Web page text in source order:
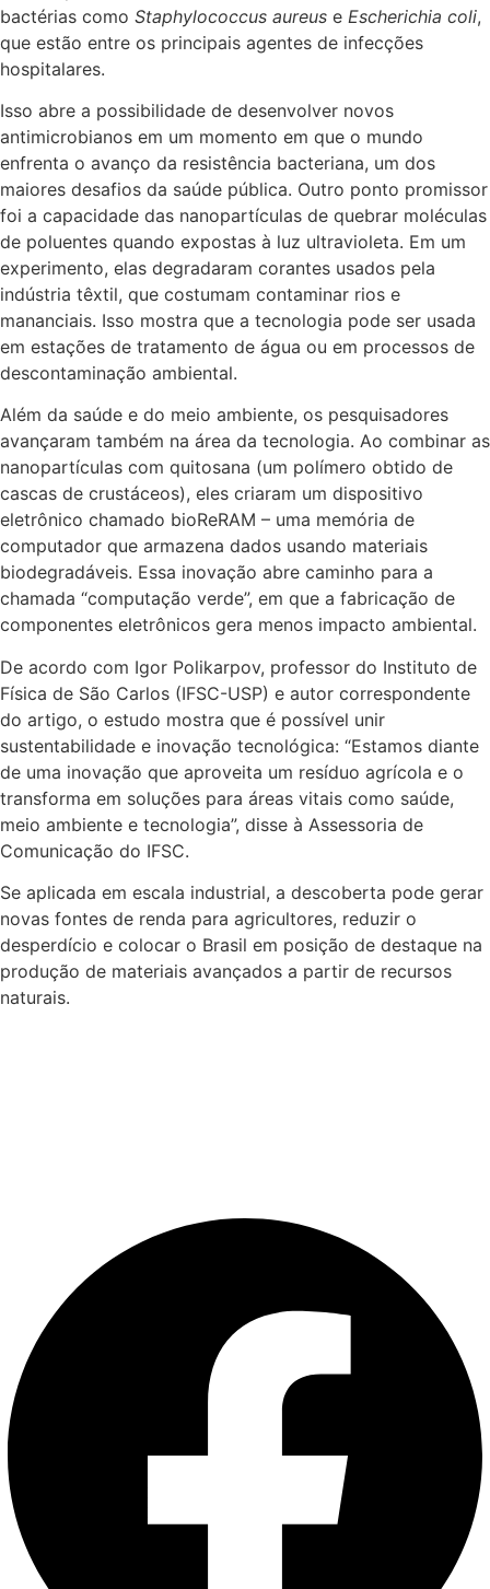
bactérias como Staphylococcus aureus e Escherichia coli,
que estão entre os principais agentes de infecções
hospitalares.
Isso abre a possibilidade de desenvolver novos
antimicrobianos em um momento em que o mundo
enfrenta o avanço da resistência bacteriana, um dos
maiores desafios da saúde pública. Outro ponto promissor
foi a capacidade das nanopartículas de quebrar moléculas
de poluentes quando expostas à luz ultravioleta. Em um
experimento, elas degradaram corantes usados pela
indústria têxtil, que costumam contaminar rios e
mananciais. Isso mostra que a tecnologia pode ser usada
em estações de tratamento de água ou em processos de
descontaminação ambiental.
Além da saúde e do meio ambiente, os pesquisadores
avançaram também na área da tecnologia. Ao combinar as
nanopartículas com quitosana (um polímero obtido de
cascas de crustáceos), eles criaram um dispositivo
eletrônico chamado bioReRAM – uma memória de
computador que armazena dados usando materiais
biodegradáveis. Essa inovação abre caminho para a
chamada “computação verde”, em que a fabricação de
componentes eletrônicos gera menos impacto ambiental.
De acordo com Igor Polikarpov, professor do Instituto de
Física de São Carlos (IFSC-USP) e autor correspondente
do artigo, o estudo mostra que é possível unir
sustentabilidade e inovação tecnológica: “Estamos diante
de uma inovação que aproveita um resíduo agrícola e o
transforma em soluções para áreas vitais como saúde,
meio ambiente e tecnologia”, disse à Assessoria de
Comunicação do IFSC.
Se aplicada em escala industrial, a descoberta pode gerar
novas fontes de renda para agricultores, reduzir o
desperdício e colocar o Brasil em posição de destaque na
produção de materiais avançados a partir de recursos
naturais.